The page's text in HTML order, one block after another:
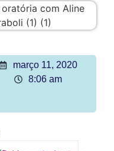
março 11, 2020
8:06 am